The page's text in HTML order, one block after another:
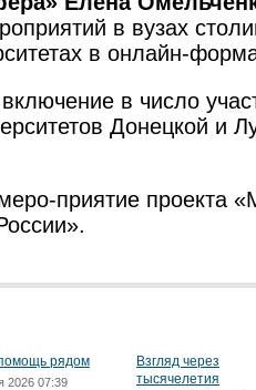
в вузах
в онлайн-
в число
Донецкой и
приятие проекта
рядом
2026 07:39
Взгляд через
тысячелетия